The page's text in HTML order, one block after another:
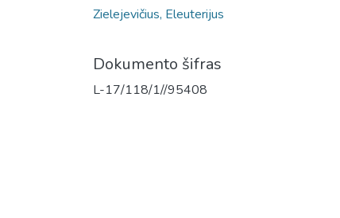
Zielejevičius, Eleuterijus
Dokumento šifras
L-17/118/1//95408